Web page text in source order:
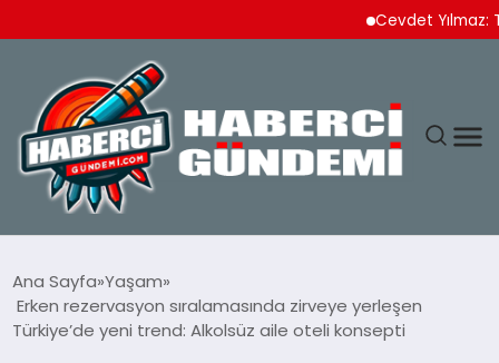
Cevdet Yılmaz:
YAŞAM
Ana Sayfa Yaşam
Erken rezervasyon sıralamasında zirveye yerleşen
Türkiye’de yeni trend: Alkolsüz aile oteli konsepti